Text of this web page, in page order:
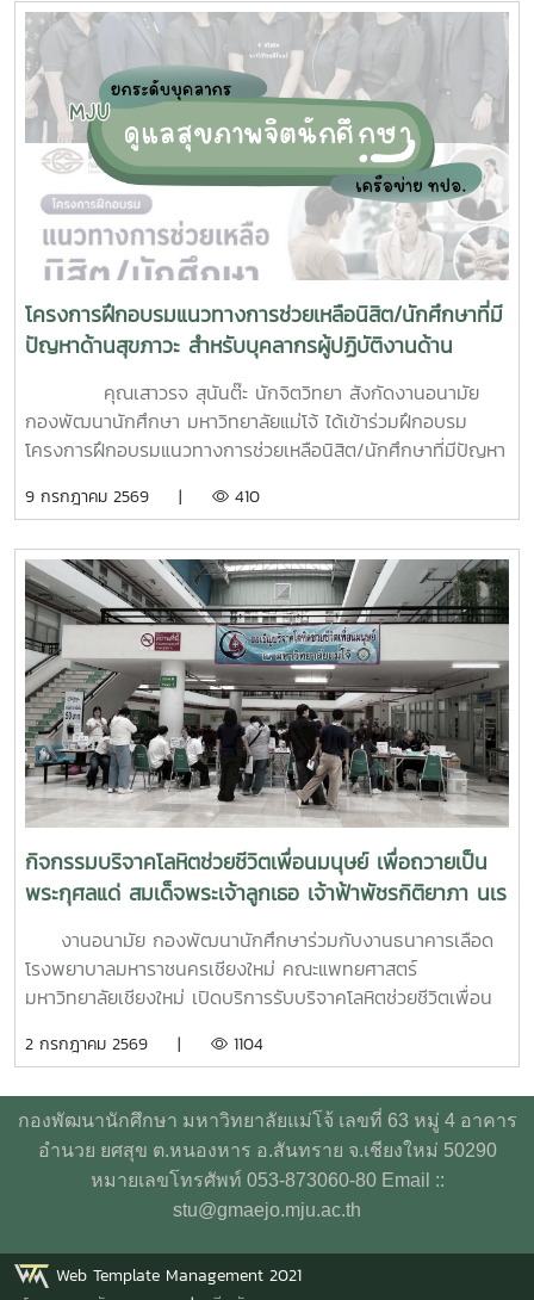
มหาวิทยาลัยแม่โจ้ ทั้งนี้ได้รับความอนุเคราะห์รถรับนักศึกษาจาก
กองกายภาพและสิ่งแวดล้อม
โครงการฝึกอบรมแนวทางการช่วยเหลือนิสิต/นักศึกษาที่มี
ปัญหาด้านสุขภาวะ สำหรับบุคลากรผู้ปฏิบัติงานด้าน
คุณเสาวรจ สุนันต๊ะ นักจิตวิทยา สังกัดงานอนามัย
กองพัฒนานักศึกษา มหาวิทยาลัยแม่โจ้ ได้เข้าร่วมฝึกอบรม
โครงการฝึกอบรมแนวทางการช่วยเหลือนิสิต/นักศึกษาที่มีปัญหา
ที่ 6–7 กรกฎาคม 2569 ณ ห้องบรรยาย ชั้น 1 กองพัฒนานิสิต
บุคลากรจากทั้งเครือข่าย ทปอ. และเครือข่ายสมาคมอุดมศึกษา
เอกชนแห่งประเทศไทย (สสอท.) การอบรมครั้งนี้มุ่งเน้นการ
พัฒนาองค์ความรู้และทักษะที่จำเป็นในการดูแลนิสิตนักศึกษา
ครอบคลุมตั้งแต่:ความรู้พื้นฐานด้านสุขภาพจิต: เรียนรู้แนวโน้ม
ปัญหา และปัจจัยเสี่ยงต่าง ๆ การคัดกรองและประเมินสุขภาพจิต
เบื้องต้น: ด้วยเครื่องมือมาตรฐาน เช่น DASS-21, PHQ-9 และ
ST-5 ทักษะการให้คำปรึกษาเบื้องต้น: อาทิ การฟังอย่างตั้งรับ
(Active Listening), ความเข้าใจใส่ใจ (Empathy) และการ
ปฐมพยาบาลทางจิตใจ (Psychological First Aid: PFA)
นอกจากนี้ ยังมีการเรียนรู้ระบบการดูแลและการส่งต่อกรณี
ฉุกเฉิน การทำงานร่วมกับผู้เชี่ยวชาญทางการแพทย์ ตลอดจน
การติดตามดูแลนิสิตอย่างต่อเนื่องสำหรับวันที่สองของการอบรม
มุ่งเน้นการจัดการสถานการณ์วิกฤตในมหาวิทยาลัย เช่น ภาวะ
เสี่ยงต่อการฆ่าตัวตาย การทำร้ายตนเอง ความรุนแรง และการก
ลั่นแกล้งทางไซเบอร์ (Cyberbullying) รวมถึงการออกแบบ
กิจกรรมเชิงป้องกันเพื่อสร้างความยืดหยุ่นทางใจ (Resilience)
ท้ายของการอบรมยังให้ความสำคัญกับการดูแลสุขภาพจิตของ
(Burnout) การพัฒนาทักษะการเมตตาต่อตนเอง (Self-
Compassion) พร้อมเปิดเวที "Mental Health Talk" เพื่อแลก
เปลี่ยนประสบการณ์ สะท้อนปัญหา และร่วมหาแนวทางพัฒนา
งานด้านสุขภาวะในสถาบันอุดมศึกษา โครงการนี้ถือเป็นอีกหนึ่ง
กลไกสำคัญในการขับเคลื่อน “ระบบนิเวศสุขภาวะนิสิต” ของ
มหาวิทยาลัยไทย ที่มุ่งสร้างบุคลากรผู้ดูแลนิสิตให้มีความพร้อม
ทั้งด้านความรู้ ทักษะ และหัวใจที่เข้าใจ เพื่อให้นิสิตทุกคนสามารถ
9 กรกฎาคม 2569 | 410
กิจกรรมบริจาคโลหิตช่วยชีวิตเพื่อนมนุษย์ เพื่อถวายเป็น
พระกุศลแด่ สมเด็จพระเจ้าลูกเธอ เจ้าฟ้าพัชรกิติยาภา นเร
นทิราเทพยวดี กรมหลวงราช สาริณีสิริพัชร มหาวัชรราช
ธิดางานอนามัย กองพัฒนานักศึกษาร่วมกับงานธนาคารเลือด
โรงพยาบาลมหาราชนครเชียงใหม่ คณะแพทยศาสตร์
มหาวิทยาลัยเชียงใหม่ เปิดบริการรับบริจาคโลหิตช่วยชีวิตเพื่อน
รกิติยาภา นเรนทิราเทพยวดี กรมหลวงราช สาริณีสิริพัชร มหา
14.00 น. ณ ลานอนันต์ ปัญญาวีร์ อาคารอำนวย ยศสุข
นักศึกษาที่เข้าร่วมบริจาคจะได้ชั่วโมงกิจกรรมด้านจิตอาสา ครั้ง
ละ 8 ชั่วโมง- วันที่ 1กรกฏาคม 2569 มีผู้ประสงค์บริจาคโลหิต
จำนวน 91 คน ผ่านเกณฑ์สามารถบริจาคโลหิตได้ จำนวน 41 คน
( 18,450 CC.) - วันที่ 2 กรกฏาคม 2569 มีผู้ประสงค์บริจาค
โลหิต จำนวน 125 คน ผ่านเกณฑ์สามารถบริจาคโลหิตได้ จำนวน
72 คน (32,400 CC.)
2 กรกฎาคม 2569 | 1104
กองพัฒนานักศึกษา มหาวิทยาลัยแม่โจ้ เลขที่ 63 หมู่ 4 อาคาร
อำนวย ยศสุข ต.หนองหาร อ.สันทราย จ.เชียงใหม่ 50290
หมายเลขโทรศัพท์ 053-873060-80 Email ::
stu@gmaejo.mju.ac.th
Web Template Management 2021